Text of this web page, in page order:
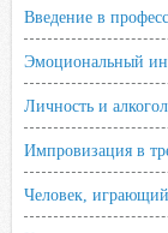
Введение в
Эмоциональный
Личность и
Импровизация в
Человек,